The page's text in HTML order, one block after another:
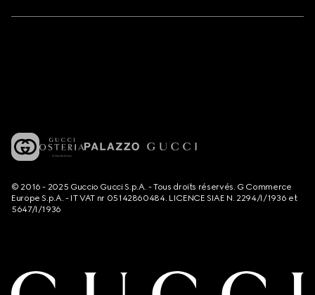
© 2016 - 2025 Guccio Gucci S.p.A. - Tous droits réservés. G Commerce
Europe S.p.A. - IT VAT nr 05142860484. LICENCE SIAE N. 2294/I/1936 et
5647/I/1936